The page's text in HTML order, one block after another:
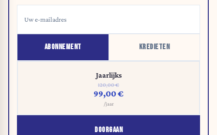
ABONNEMENT KREDIETEN
Jaarlijks
120,00 €
99,00 €
/jaar
DOORGAAN